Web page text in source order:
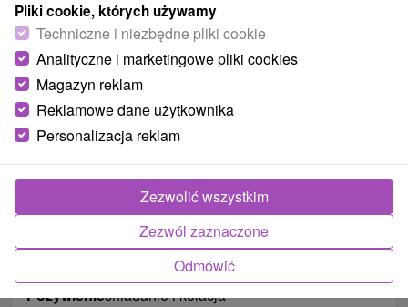
+30
od 127 noce
Pożywienieśniadanie i kolacja
Pliki cookie, których używamy
Techniczne i niezbędne pliki cookie
Analityczne i marketingowe pliki cookies
Magazyn reklam
Reklamowe dane użytkownika
Personalizacja reklam
Odmówić
Zezwól zaznaczone
Zezwolić wszystkim